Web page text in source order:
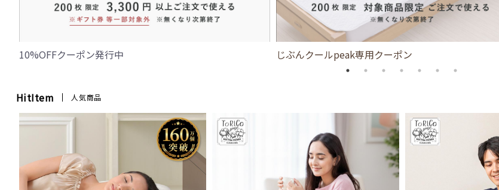
10%OFFクーポン発行中 じぶんクールpeak専用クーポン
HitItem 人気商品